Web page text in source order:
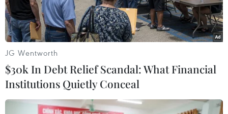
đã cam kết.
JG Wentworth
$30k In Debt Relief Scandal: What Financial
Institutions Quietly Conceal